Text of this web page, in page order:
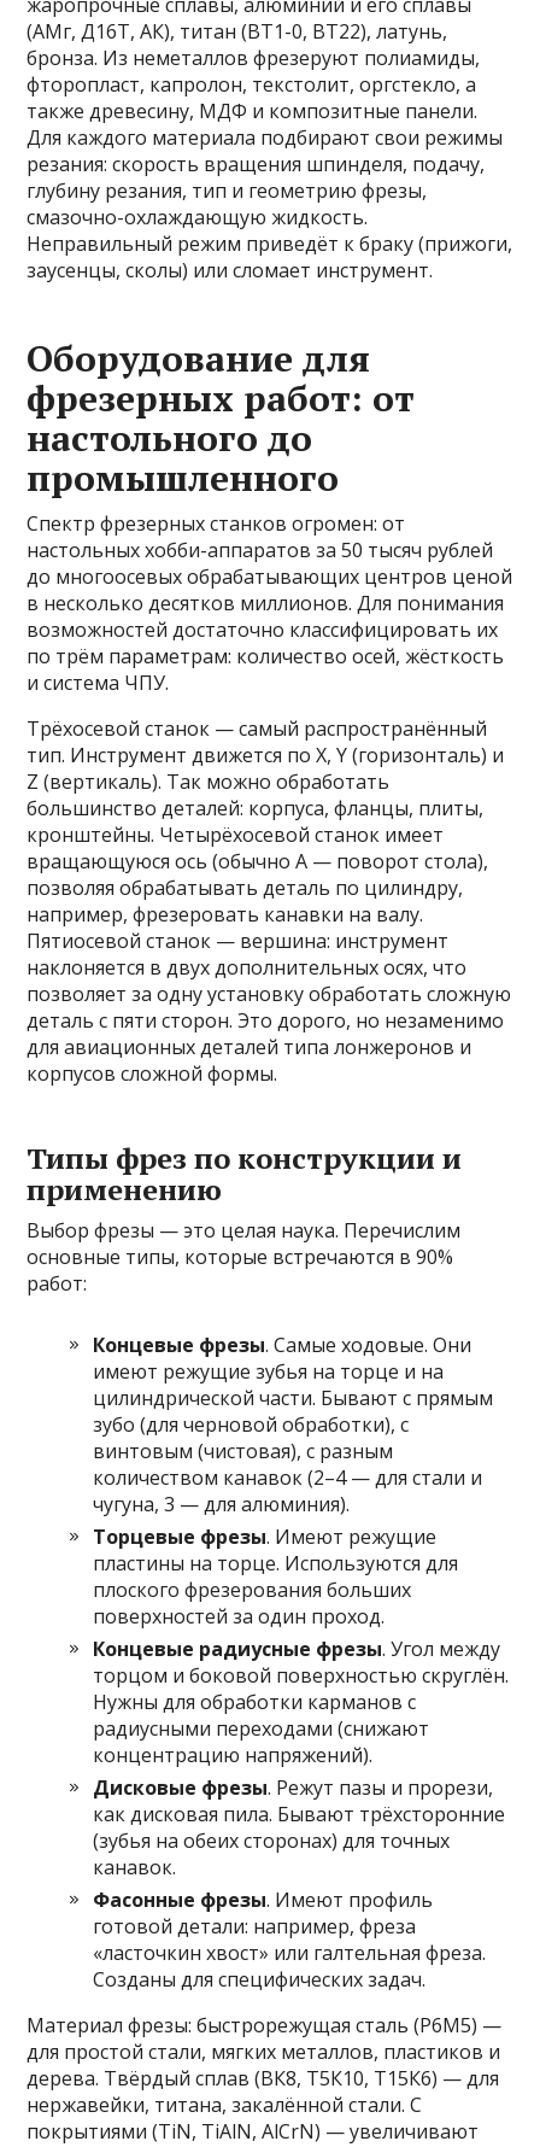
(АМг, Д16Т, АК), титан (ВТ1-0, ВТ22), латунь,
бронза. Из неметаллов фрезеруют полиамиды,
фторопласт, капролон, текстолит, оргстекло, а
также древесину, МДФ и композитные панели.
Для каждого материала подбирают свои режимы
резания: скорость вращения шпинделя, подачу,
глубину резания, тип и геометрию фрезы,
смазочно-охлаждающую жидкость.
Неправильный режим приведёт к браку (прижоги,
заусенцы, сколы) или сломает инструмент.
Оборудование для
фрезерных работ: от
настольного до
промышленного
Спектр фрезерных станков огромен: от
настольных хобби-аппаратов за 50 тысяч рублей
до многоосевых обрабатывающих центров ценой
в несколько десятков миллионов. Для понимания
возможностей достаточно классифицировать их
по трём параметрам: количество осей, жёсткость
и система ЧПУ.
Трёхосевой станок — самый распространённый
тип. Инструмент движется по X, Y (горизонталь) и
Z (вертикаль). Так можно обработать
большинство деталей: корпуса, фланцы, плиты,
кронштейны. Четырёхосевой станок имеет
вращающуюся ось (обычно А — поворот стола),
позволяя обрабатывать деталь по цилиндру,
например, фрезеровать канавки на валу.
Пятиосевой станок — вершина: инструмент
наклоняется в двух дополнительных осях, что
позволяет за одну установку обработать сложную
деталь с пяти сторон. Это дорого, но незаменимо
для авиационных деталей типа лонжеронов и
корпусов сложной формы.
Типы фрез по конструкции и
применению
Выбор фрезы — это целая наука. Перечислим
основные типы, которые встречаются в 90%
работ:
Концевые фрезы. Самые ходовые. Они
имеют режущие зубья на торце и на
цилиндрической части. Бывают с прямым
зубо (для черновой обработки), с
винтовым (чистовая), с разным
количеством канавок (2–4 — для стали и
чугуна, 3 — для алюминия).
Торцевые фрезы. Имеют режущие
пластины на торце. Используются для
плоского фрезерования больших
поверхностей за один проход.
Концевые радиусные фрезы. Угол между
торцом и боковой поверхностью скруглён.
Нужны для обработки карманов с
радиусными переходами (снижают
концентрацию напряжений).
Дисковые фрезы. Режут пазы и прорези,
как дисковая пила. Бывают трёхсторонние
(зубья на обеих сторонах) для точных
канавок.
Фасонные фрезы. Имеют профиль
готовой детали: например, фреза
«ласточкин хвост» или галтельная фреза.
Созданы для специфических задач.
Материал фрезы: быстрорежущая сталь (Р6М5) —
для простой стали, мягких металлов, пластиков и
дерева. Твёрдый сплав (ВК8, Т5К10, Т15К6) — для
нержавейки, титана, закалённой стали. С
покрытиями (TiN, TiAlN, AlCrN) — увеличивают